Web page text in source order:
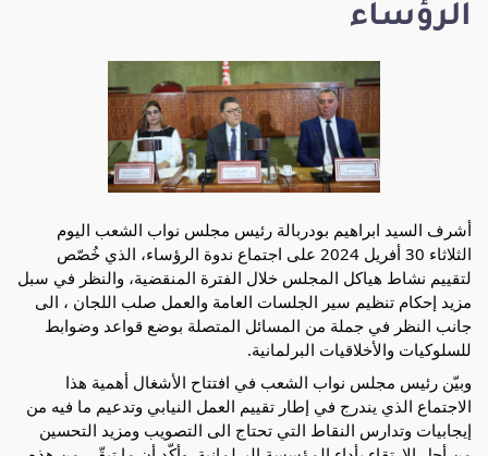
الرؤساء
أشرف السيد ابراهيم بودربالة رئيس مجلس نواب الشعب اليوم
الثلاثاء 30 أفريل 2024 على اجتماع ندوة الرؤساء، الذي خُصّص
لتقييم نشاط هياكل المجلس خلال الفترة المنقضية، والنظر في سبل
مزيد إحكام تنظيم سير الجلسات العامة والعمل صلب اللجان ، الى
جانب النظر في جملة من المسائل المتصلة بوضع قواعد وضوابط
للسلوكيات والأخلاقيات البرلمانية.
وبيّن رئيس مجلس نواب الشعب في افتتاح الأشغال أهمية هذا
الاجتماع الذي يندرج في إطار تقييم العمل النيابي وتدعيم ما فيه من
إيجابيات وتدارس النقاط التي تحتاج الى التصويب ومزيد التحسين